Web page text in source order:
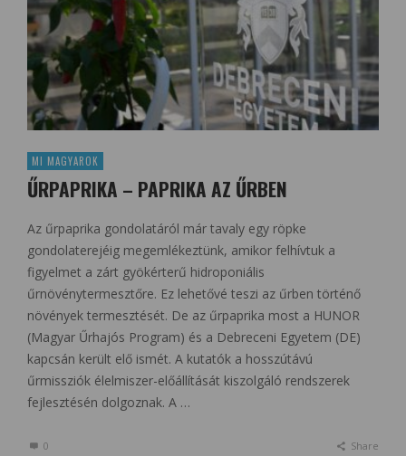
MI MAGYAROK
ŰRPAPRIKA – PAPRIKA AZ ŰRBEN
Az űrpaprika gondolatáról már tavaly egy röpke
gondolaterejéig megemlékeztünk, amikor felhívtuk a
figyelmet a zárt gyökérterű hidroponiális
űrnövénytermesztőre. Ez lehetővé teszi az űrben történő
növények termesztését. De az űrpaprika most a HUNOR
(Magyar Űrhajós Program) és a Debreceni Egyetem (DE)
kapcsán került elő ismét. A kutatók a hosszútávú
űrmissziók élelmiszer-előállítását kiszolgáló rendszerek
fejlesztésén dolgoznak. A …
0 Share